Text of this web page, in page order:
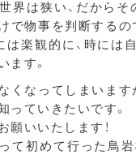
界は狭い、だからそ
で物事を判断するの
は楽観的に、時には
ます。
くなってしまいます
っていきたいです。
願いいたします！
て初めて行った鳥